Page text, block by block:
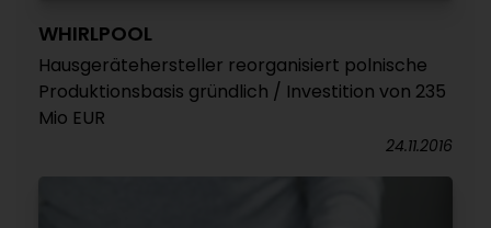
WHIRLPOOL
Hausgerätehersteller reorganisiert polnische
Produktionsbasis gründlich / Investition von 235
Mio EUR
24.11.2016